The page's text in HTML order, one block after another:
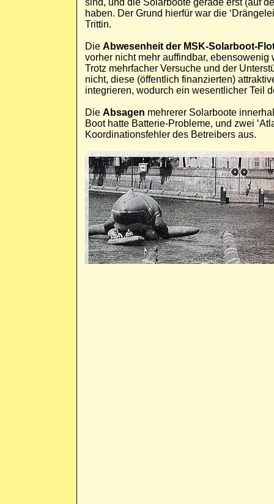
sind, und die Solarboote gerade erst (auf
haben. Der Grund hierfür war die
Trittin.
Die Abwesenheit der MSK-Solarboot-
vorher nicht mehr auffindbar,
Trotz mehrfacher Versuche und der
nicht, diese (öffentlich finanzierten)
integrieren, wodurch ein wesentlicher Teil
Die Absagen mehrerer Solarboote
Boot hatte Batterie-Probleme, und zwei
Koordinationsfehler des Betreibers aus.